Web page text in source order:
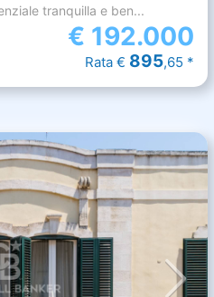
tranquilla e ben...
€ 192.000
Rata € 895,65 *